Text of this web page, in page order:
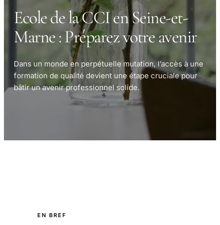
Ecole de la CCI en Seine-et-
Marne : Préparez votre avenir
Dans un monde en perpétuelle mutation, l’accès à une
formation de qualité devient une étape cruciale pour
bâtir un avenir professionnel solide.
EN BREF